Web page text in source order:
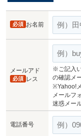
お名前
必須
メールアド
レス
必須
※ご記入
の確認メ
※Yahoo!
メールフ
迷惑メー
電話番号